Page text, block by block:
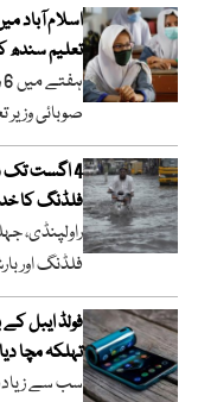
اسلام آباد
تعلیم سندھ
صوبائی وزیر
4 اگست تک
فلڈنگ کا
راولپنڈی،
فلڈنگ اور
فولڈ ایبل
تہلکہ مچا دیا
سب سے زیادہ